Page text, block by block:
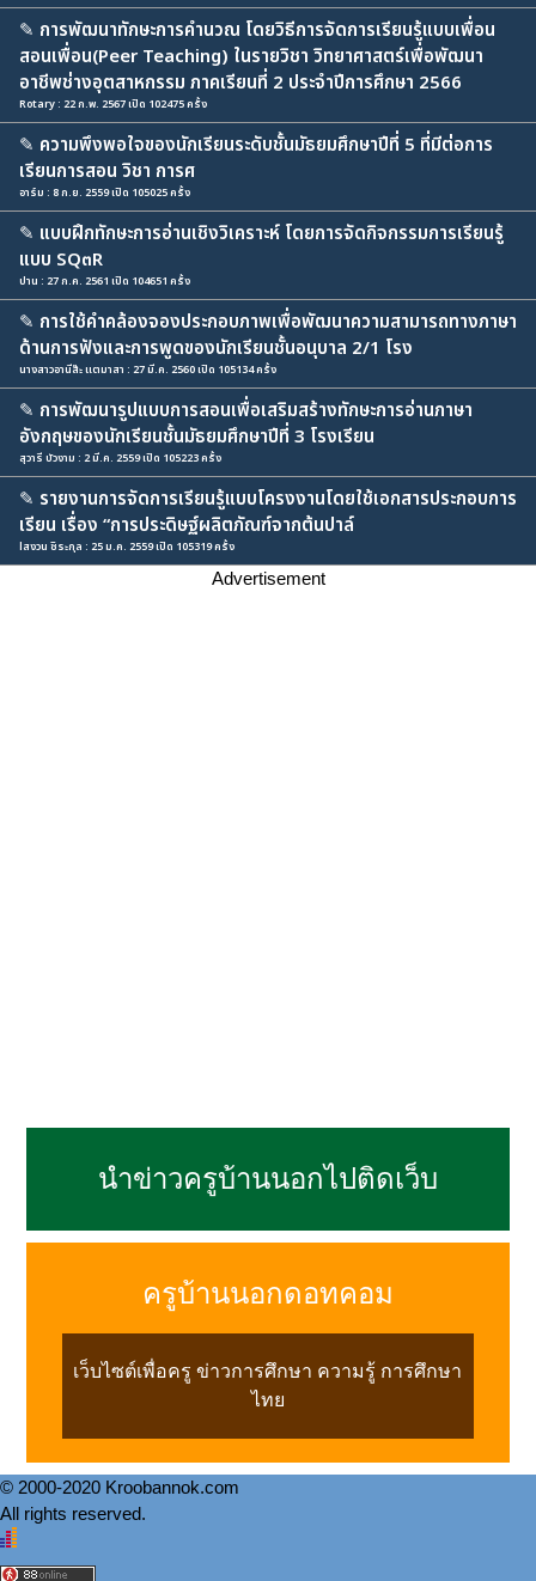
✎ การพัฒนาทักษะการคำนวณ โดยวิธีการจัดการเรียนรู้แบบเพื่อน
สอนเพื่อน(Peer Teaching) ในรายวิชา วิทยาศาสตร์เพื่อพัฒนา
อาชีพช่างอุตสาหกรรม ภาคเรียนที่ 2 ประจำปีการศึกษา 2566
Rotary : 22 ก.พ. 2567 เปิด 102475 ครั้ง
✎ ความพึงพอใจของนักเรียนระดับชั้นมัธยมศึกษาปีที่ 5 ที่มีต่อการ
เรียนการสอน วิชา การศ
อาร์ม : 8 ก.ย. 2559 เปิด 105025 ครั้ง
✎ แบบฝึกทักษะการอ่านเชิงวิเคราะห์ โดยการจัดกิจกรรมการเรียนรู้
แบบ SQ๓R
ปาน : 27 ก.ค. 2561 เปิด 104651 ครั้ง
✎ การใช้คำคล้องจองประกอบภาพเพื่อพัฒนาความสามารถทางภาษา
ด้านการฟังและการพูดของนักเรียนชั้นอนุบาล 2/1 โรง
นางสาวอานีส๊ะ แตมาสา : 27 มี.ค. 2560 เปิด 105134 ครั้ง
✎ การพัฒนารูปแบบการสอนเพื่อเสริมสร้างทักษะการอ่านภาษา
อังกฤษของนักเรียนชั้นมัธยมศึกษาปีที่ 3 โรงเรียน
สุวารี บัวงาม : 2 มี.ค. 2559 เปิด 105223 ครั้ง
✎ รายงานการจัดการเรียนรู้แบบโครงงานโดยใช้เอกสารประกอบการ
เรียน เรื่อง “การประดิษฐ์ผลิตภัณฑ์จากต้นปาล์
lสงวน ชิระกุล : 25 ม.ค. 2559 เปิด 105319 ครั้ง
Advertisement
นำข่าวครูบ้านนอกไปติดเว็บ
ครูบ้านนอกดอทคอม
เว็บไซต์เพื่อครู ข่าวการศึกษา ความรู้ การศึกษา
ไทย
© 2000-2020 Kroobannok.com
All rights reserved.